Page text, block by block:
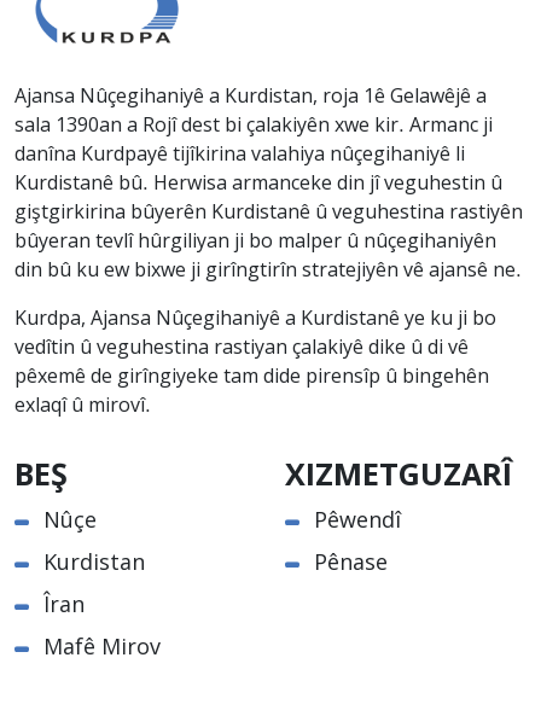
Ajansa Nûçegihaniyê a Kurdistan, roja 1ê Gelawêjê a
sala 1390an a Rojî dest bi çalakiyên xwe kir. Armanc ji
danîna Kurdpayê tijîkirina valahiya nûçegihaniyê li
Kurdistanê bû. Herwisa armanceke din jî veguhestin û
giştgirkirina bûyerên Kurdistanê û veguhestina rastiyên
bûyeran tevlî hûrgiliyan ji bo malper û nûçegihaniyên
din bû ku ew bixwe ji girîngtirîn stratejiyên vê ajansê ne.
Kurdpa, Ajansa Nûçegihaniyê a Kurdistanê ye ku ji bo
vedîtin û veguhestina rastiyan çalakiyê dike û di vê
pêxemê de girîngiyeke tam dide pirensîp û bingehên
exlaqî û mirovî.
BEŞ
Nûçe
Kurdistan
Îran
Mafê Mirov
XIZMETGUZARÎ
Pêwendî
Pênase